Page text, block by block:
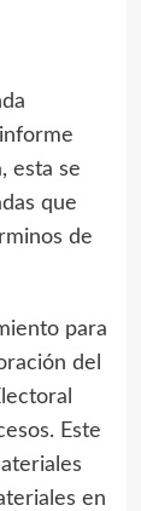
esta se
que
de
para
del
Este
en